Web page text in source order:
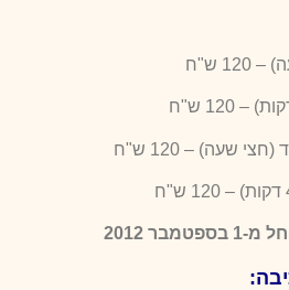
ש"ח
שעה) – 120 ש"ח
2012